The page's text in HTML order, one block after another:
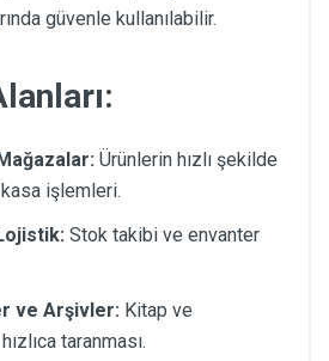
güvenle kullanılabilir.
Ürünlerin hızlı şekilde
işlemleri.
Stok takibi ve envanter
ve Arşivler: Kitap ve
taranması.